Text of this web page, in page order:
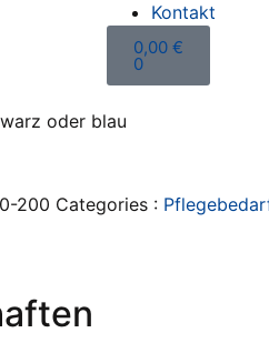
Kontakt
0,00 €
0
oder blau
200 Categories :